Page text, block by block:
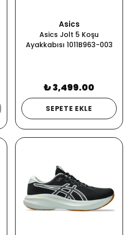
Asics
Asics Jolt 5 Koşu
Ayakkabısı 1011B963-003
₺ 3,499.00
SEPETE EKLE